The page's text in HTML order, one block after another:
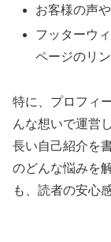
お客様の声
フッターウ
ページのリン
特に、プロフィ
んな想いで運営
長い自己紹介を
のどんな悩みを
も、読者の安心